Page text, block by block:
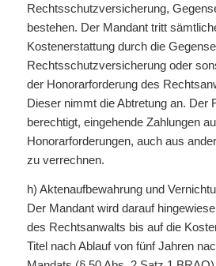
Rechtsschutzversicherung,
bestehen. Der Mandant tritt
Kostenerstattung durch die
Rechtsschutzversicherung oder
der Honorarforderung des
Dieser nimmt die Abtretung an. Der
berechtigt, eingehende Zahlungen
Honorarforderungen, auch aus
zu verrechnen.
h) Aktenaufbewahrung und
Der Mandant wird darauf
des Rechtsanwalts bis auf die
Titel nach Ablauf von fünf Jahren